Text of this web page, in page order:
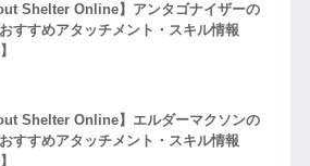
Shelter Online】アンタゴナイザーの
すすめアタッチメント・スキル情報
Shelter Online】エルダーマクソンの
すすめアタッチメント・スキル情報